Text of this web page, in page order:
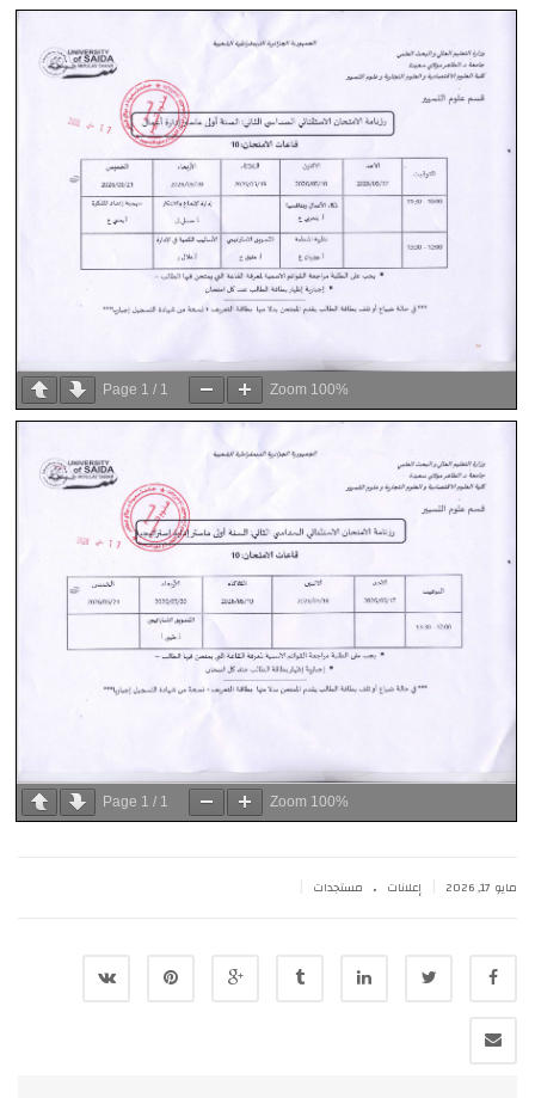
Page 1 / 1 Zoom 100%
Page 1 / 1 Zoom 100%
مايو 17, 2026 إعلانات . مستجدات